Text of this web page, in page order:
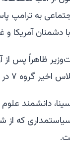
به ترامپ
دشمنان آمریکا
ظاهراً پس از
او «التماس کرده» بود تا با او عکس بگیرد.
دانشمند
که از